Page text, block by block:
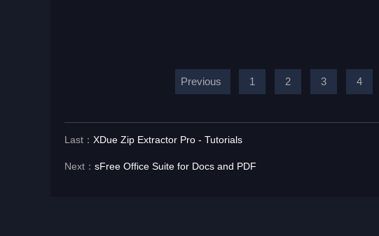
Previous 1 2 3 4
Last： XDue Zip Extractor Pro - Tutorials
Next： sFree Office Suite for Docs and PDF